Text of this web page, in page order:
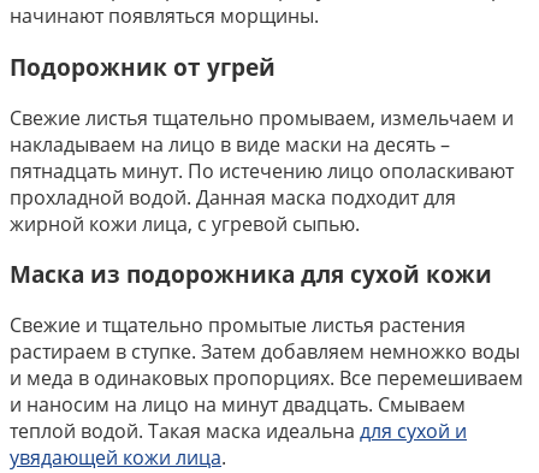
начинают появляться морщины.
Подорожник от угрей
Свежие листья тщательно промываем, измельчаем и
накладываем на лицо в виде маски на десять –
пятнадцать минут. По истечению лицо ополаскивают
прохладной водой. Данная маска подходит для
жирной кожи лица, с угревой сыпью.
Маска из подорожника для сухой кожи
Свежие и тщательно промытые листья растения
растираем в ступке. Затем добавляем немножко воды
и меда в одинаковых пропорциях. Все перемешиваем
и наносим на лицо на минут двадцать. Смываем
теплой водой. Такая маска идеальна для сухой и
увядающей кожи лица.